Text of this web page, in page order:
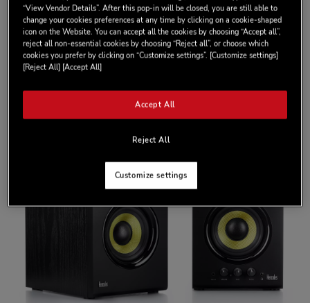
ingegneri di Hercules hanno posto la massima cura nello
sviluppo degli altoparlanti DJMonitor 42. Grazie agli input
provenienti dagli specialisti del mondo dei mix DJ e a uno studio
approfondito effettuato da professionisti dell’audio, è stato
possibile ottimizzare le prestazioni degli altoparlanti.
“View Vendor Details”. After this pop-in will be closed, you are still able to
change your cookies preferences at any time by clicking on a cookie-shaped
icon on the Website. You can accept all the cookies by choosing “Accept all”,
reject all non-essential cookies by choosing “Reject all”, or choose which
cookies you prefer by clicking on “Customize settings”. [Customize settings]
[Reject All] [Accept All]
Reject All
Accept All
Customize settings